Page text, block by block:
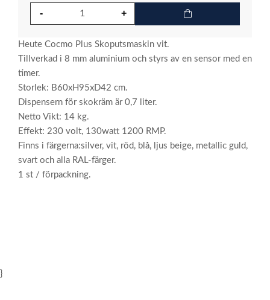
Heute Cocmo Plus Skoputsmaskin vit.
Tillverkad i 8 mm aluminium och styrs av en sensor med en
timer.
Storlek: B60xH95xD42 cm.
Dispensern för skokräm är 0,7 liter.
Netto Vikt: 14 kg.
Effekt: 230 volt, 130watt 1200 RMP.
Finns i färgerna:silver, vit, röd, blå, ljus beige, metallic guld,
svart och alla RAL-färger.
1 st / förpackning.
}